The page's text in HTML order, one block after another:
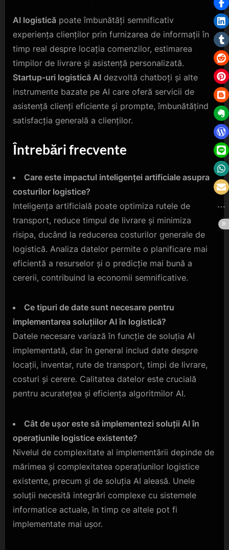
AI logistică poate îmbunătăți semnificativ
experiența clienților prin furnizarea de informații în
timp real despre locația comenzilor, estimarea
timpilor de livrare și asistență personalizată.
Startup-uri logistică AI dezvoltă chatboți și alte
instrumente bazate pe AI care oferă servicii de
asistență clienți eficiente și prompte, îmbunătățind
satisfacția generală a clienților.
Întrebări frecvente
Care este impactul inteligenței artificiale asupra
costurilor logistice?
Inteligența artificială poate optimiza rutele de
transport, reduce timpul de livrare și minimiza
risipa, ducând la reducerea costurilor generale de
logistică. Analiza datelor permite o planificare mai
eficientă a resurselor și o predicție mai bună a
cererii, contribuind la economii semnificative.
Ce tipuri de date sunt necesare pentru
implementarea soluțiilor AI în logistică?
Datele necesare variază în funcție de soluția AI
implementată, dar în general includ date despre
locații, inventar, rute de transport, timpi de livrare,
costuri și cerere. Calitatea datelor este crucială
pentru acuratețea și eficiența algoritmilor AI.
Cât de ușor este să implementezi soluții AI în
operațiunile logistice existente?
Nivelul de complexitate al implementării depinde de
mărimea și complexitatea operațiunilor logistice
existente, precum și de soluția AI aleasă. Unele
soluții necesită integrări complexe cu sistemele
informatice actuale, în timp ce altele pot fi
implementate mai ușor.